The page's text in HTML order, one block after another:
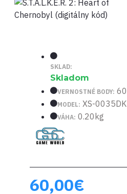
SKLAD:
Skladom
VERNOSTNÉ BODY: 60
MODEL: XS-0035DK
VÁHA: 0.20kg
60,00€